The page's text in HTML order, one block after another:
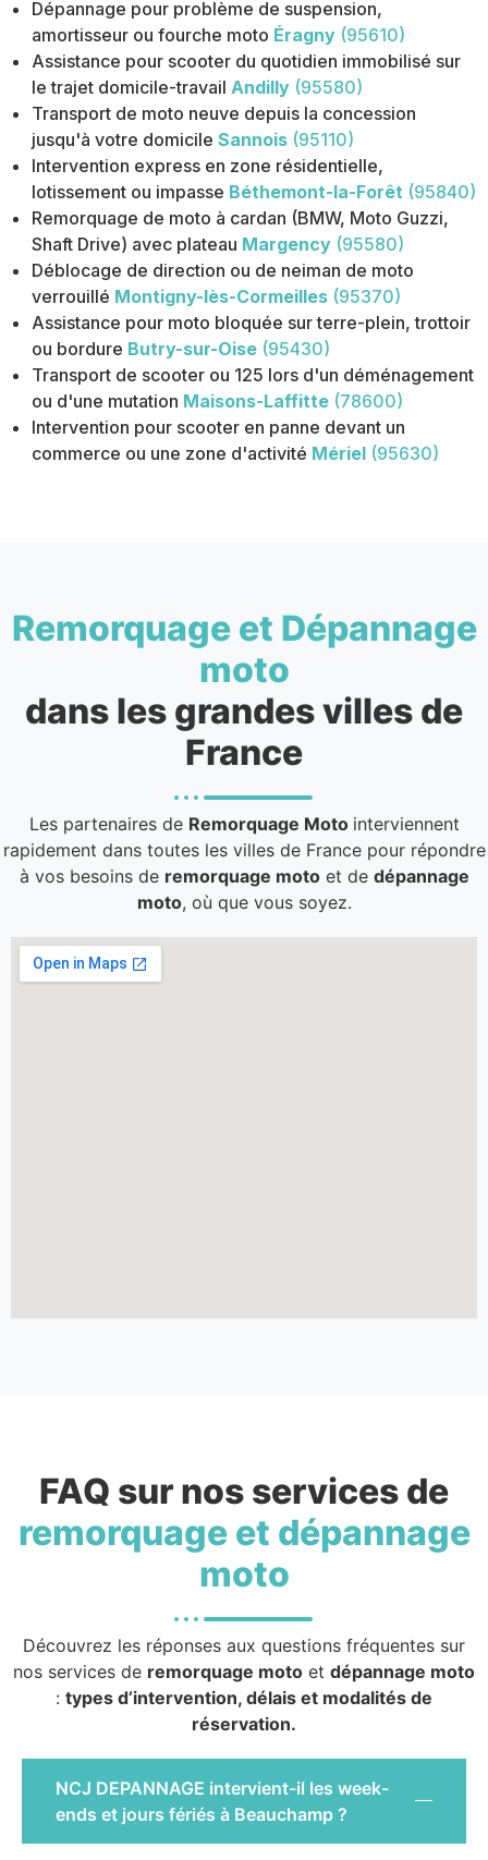
Dépannage pour problème de suspension,
amortisseur ou fourche moto Éragny (95610)
Assistance pour scooter du quotidien immobilisé sur
le trajet domicile-travail Andilly (95580)
Transport de moto neuve depuis la concession
jusqu'à votre domicile Sannois (95110)
Intervention express en zone résidentielle,
lotissement ou impasse Béthemont-la-Forêt (95840)
Remorquage de moto à cardan (BMW, Moto Guzzi,
Shaft Drive) avec plateau Margency (95580)
Déblocage de direction ou de neiman de moto
verrouillé Montigny-lès-Cormeilles (95370)
Assistance pour moto bloquée sur terre-plein, trottoir
ou bordure Butry-sur-Oise (95430)
Transport de scooter ou 125 lors d'un déménagement
ou d'une mutation Maisons-Laffitte (78600)
Intervention pour scooter en panne devant un
commerce ou une zone d'activité Mériel (95630)
Remorquage et Dépannage
moto
dans les grandes villes de
France
Les partenaires de Remorquage Moto interviennent
rapidement dans toutes les villes de France pour répondre
à vos besoins de remorquage motoet de dépannage
moto, où que vous soyez.
FAQ sur nos services de
remorquage et dépannage
moto
Découvrez les réponses aux questions fréquentes sur
nos services de remorquage moto et dépannage moto
: types d’intervention, délais et modalités de
réservation.
NCJ DEPANNAGE intervient-il les week-
ends et jours fériés à Beauchamp ?